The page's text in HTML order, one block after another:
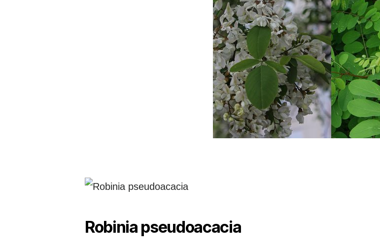
Robinia pseudoacacia